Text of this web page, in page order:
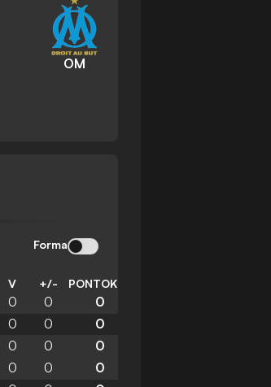
OM
Forma
V +/- PONTOK
0 0 0
0 0 0
0 0 0
0 0 0